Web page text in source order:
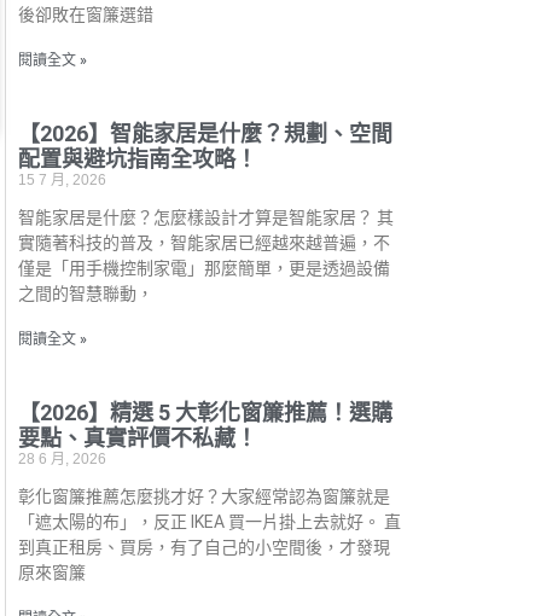
後卻敗在窗簾選錯
閱讀全文 »
【2026】智能家居是什麼？規劃、空間
配置與避坑指南全攻略！
15 7 月, 2026
智能家居是什麼？怎麼樣設計才算是智能家居？ 其
實隨著科技的普及，智能家居已經越來越普遍，不
僅是「用手機控制家電」那麼簡單，更是透過設備
之間的智慧聯動，
閱讀全文 »
【2026】精選 5 大彰化窗簾推薦！選購
要點、真實評價不私藏！
28 6 月, 2026
彰化窗簾推薦怎麼挑才好？大家經常認為窗簾就是
「遮太陽的布」，反正 IKEA 買一片掛上去就好。 直
到真正租房、買房，有了自己的小空間後，才發現
原來窗簾